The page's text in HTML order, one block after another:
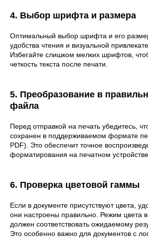
4. Выбор шрифта и размера
Оптимальный выбор шрифта и его
удобства чтения и визуальной
Избегайте слишком мелких шрифтов,
четкость текста после печати.
5. Преобразование в
файла
Перед отправкой на печать убедитесь,
сохранен в поддерживаемом формате
PDF). Это обеспечит точное
форматирования на печатном устройстве.
6. Проверка цветовой гаммы
Если в документе присутствуют цвета,
они настроены правильно. Режим цвета
должен соответствовать ожидаемому
Это особенно важно для документов с